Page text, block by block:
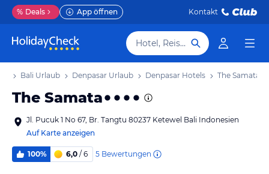
% Deals App öffnen Kontakt
Hotel, Reiseziel
Bali Urlaub Denpasar Urlaub Denpasar Hotels The Samata
The Samata
Jl. Pucuk 1 No 67, Br. Tangtu 80237 Ketewel Bali Indonesien
Auf Karte anzeigen
100% 6,0 / 6 5 Bewertungen